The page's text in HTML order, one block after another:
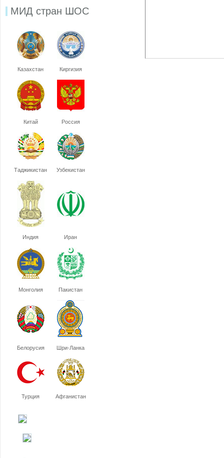
МИД стран ШОС
Казахстан Киргизия
Китай Россия
Таджикистан Узбекистан
Индия Иран
Монголия Пакистан
Белорусия Шри-Ланка
Турция Афганистан